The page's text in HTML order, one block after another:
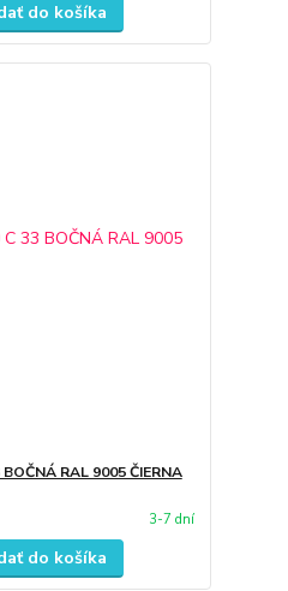
do košíka
RAL 9005 ČIERNA
3-7 dní
do košíka